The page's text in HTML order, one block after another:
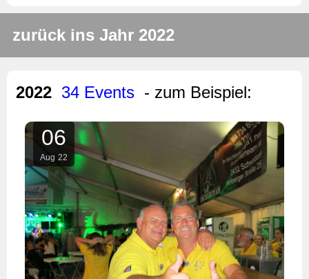
zurück ins Jahr 2022
2022 34 Events - zum Beispiel:
06
Aug 22